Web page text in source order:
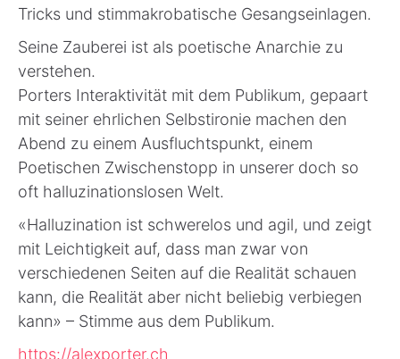
Tricks und stimmakrobatische Gesangseinlagen.
Seine Zauberei ist als poetische Anarchie zu
verstehen.
Porters Interaktivität mit dem Publikum, gepaart
mit seiner ehrlichen Selbstironie machen den
Abend zu einem Ausfluchtspunkt, einem
Poetischen Zwischenstopp in unserer doch so
oft halluzinationslosen Welt.
«Halluzination ist schwerelos und agil, und zeigt
mit Leichtigkeit auf, dass man zwar von
verschiedenen Seiten auf die Realität schauen
kann, die Realität aber nicht beliebig verbiegen
kann» – Stimme aus dem Publikum.
https://alexporter.ch